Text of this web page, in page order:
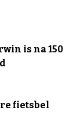
is na 150
fietsbel